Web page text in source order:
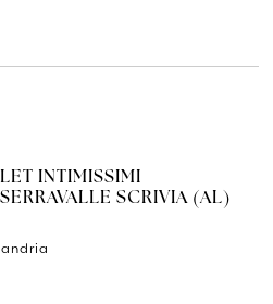
INTIMISSIMI
SCRIVIA (AL)